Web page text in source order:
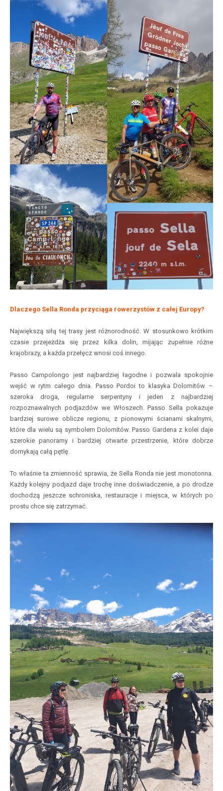
Dlaczego Sella Ronda przyciąga rowerzystów z całej Europy?
Największą siłą tej trasy jest różnorodność. W stosunkowo krótkim
czasie przejeżdża się przez kilka dolin, mijając zupełnie różne
krajobrazy, a każda przełęcz wnosi coś innego.
Passo Campolongo jest najbardziej łagodne i pozwala spokojnie
wejść w rytm całego dnia. Passo Pordoi to klasyka Dolomitów –
szeroka droga, regularne serpentyny i jeden z najbardziej
rozpoznawalnych podjazdów we Włoszech. Passo Sella pokazuje
bardziej surowe oblicze regionu, z pionowymi ścianami skalnymi,
które dla wielu są symbolem Dolomitów. Passo Gardena z kolei daje
szerokie panoramy i bardziej otwarte przestrzenie, które dobrze
domykają całą pętlę.
To właśnie ta zmienność sprawia, że Sella Ronda nie jest monotonna.
Każdy kolejny podjazd daje trochę inne doświadczenie, a po drodze
dochodzą jeszcze schroniska, restauracje i miejsca, w których po
prostu chce się zatrzymać.